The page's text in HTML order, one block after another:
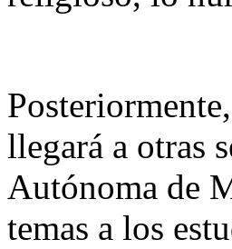
llegará a otras
Autónoma de
temas a los